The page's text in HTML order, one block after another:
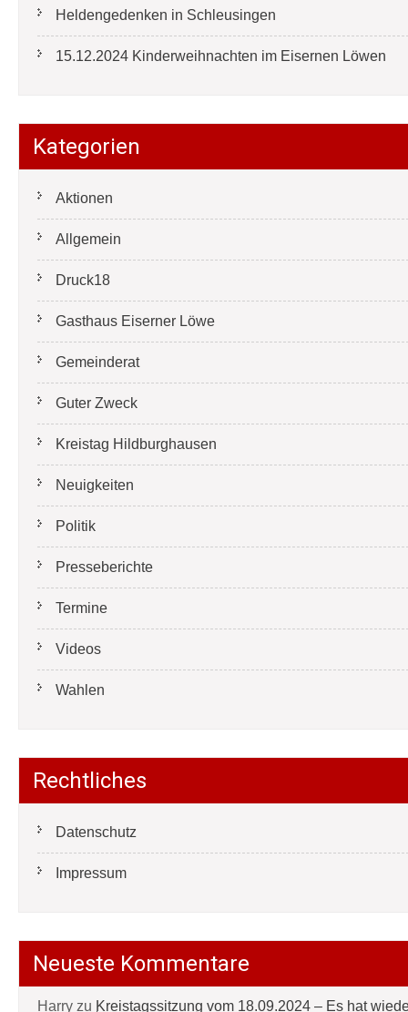
Heldengedenken in Schleusingen
15.12.2024 Kinderweihnachten im Eisernen Löwen
Kategorien
Aktionen
Allgemein
Druck18
Gasthaus Eiserner Löwe
Gemeinderat
Guter Zweck
Kreistag Hildburghausen
Neuigkeiten
Politik
Presseberichte
Termine
Videos
Wahlen
Rechtliches
Datenschutz
Impressum
Neueste Kommentare
Harry zu Kreistagssitzung vom 18.09.2024 – Es hat